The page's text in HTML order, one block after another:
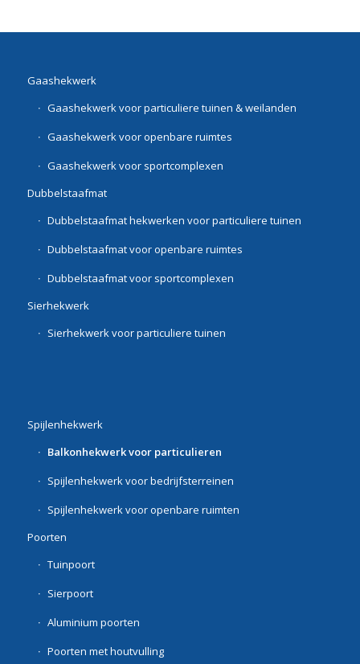
Gaashekwerk
Gaashekwerk voor particuliere tuinen & weilanden
Gaashekwerk voor openbare ruimtes
Gaashekwerk voor sportcomplexen
Dubbelstaafmat
Dubbelstaafmat hekwerken voor particuliere tuinen
Dubbelstaafmat voor openbare ruimtes
Dubbelstaafmat voor sportcomplexen
Sierhekwerk
Sierhekwerk voor particuliere tuinen
Spijlenhekwerk
Balkonhekwerk voor particulieren
Spijlenhekwerk voor bedrijfsterreinen
Spijlenhekwerk voor openbare ruimten
Poorten
Tuinpoort
Sierpoort
Aluminium poorten
Poorten met houtvulling